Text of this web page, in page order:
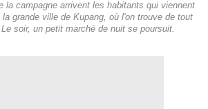
la campagne arrivent les habitants qui viennent
grande ville de Kupang, où l'on trouve de tout
soir, un petit marché de nuit se poursuit.